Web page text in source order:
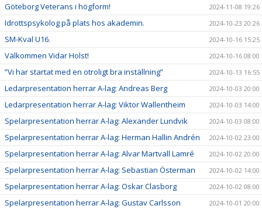
Göteborg Veterans i högform! 2024-11-08 19:26
Idrottspsykolog på plats hos akademin. 2024-10-23 20:26
SM-Kval U16. 2024-10-16 15:25
Välkommen Vidar Holst! 2024-10-16 08:00
”Vi har startat med en otroligt bra inställning” 2024-10-13 16:55
Ledarpresentation herrar A-lag: Andreas Berg 2024-10-03 20:00
Ledarpresentation herrar A-lag: Viktor Wallentheim 2024-10-03 14:00
Spelarpresentation herrar A-lag: Alexander Lundvik 2024-10-03 08:00
Spelarpresentation herrar A-lag: Herman Hallin Andrén 2024-10-02 23:00
Spelarpresentation herrar A-lag: Alvar Martvall Lamré 2024-10-02 20:00
Spelarpresentation herrar A-lag: Sebastian Österman 2024-10-02 14:00
Spelarpresentation herrar A-lag: Oskar Clasborg 2024-10-02 08:00
Spelarpresentation herrar A-lag: Gustav Carlsson 2024-10-01 20:00